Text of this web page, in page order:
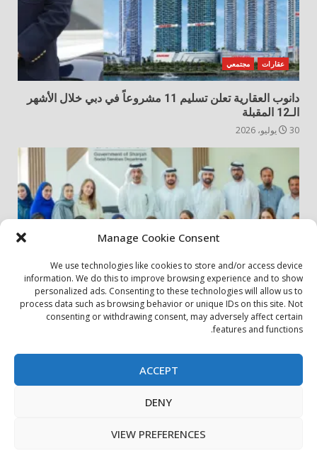
Manage Cookie Consent
We use technologies like cookies to store and/or access device
information. We do this to improve browsing experience and to show
personalized ads. Consenting to these technologies will allow us to
process data such as browsing behavior or unique IDs on this site. Not
consenting or withdrawing consent, may adversely affect certain
features and functions.
ACCEPT
DENY
VIEW PREFERENCES
عقارات مجتمعي
دانوب العقارية تعلن تسليم 11 مشروعاً في دبي خلال الأشهر
الـ12 المقبلة
30 يوليو، 2026
أخبار المجتمع مجتمعي
الشارقة لإدارة الأصول تنظم زيارة إلى دار رعاية المسنين
بيان الخصوصية سياسة ملفات تعريف الارتباط
اتصل بنا
حول الموقع
Copyright © All rights reserved.|DarkNews